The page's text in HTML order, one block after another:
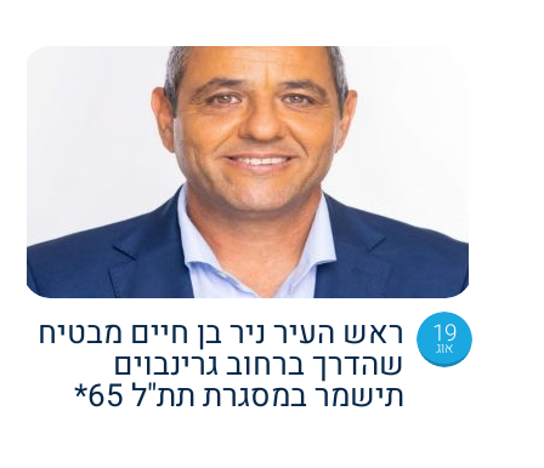
19
אוג ראש העיר ניר בן חיים מבטיח
שהדרך ברחוב גרינבוים
תישמר במסגרת תת"ל 65*